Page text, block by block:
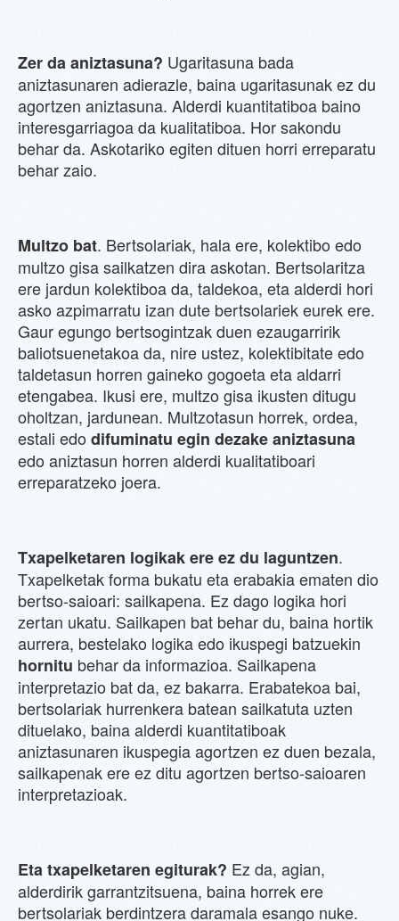
Zer da aniztasuna? Ugaritasuna bada
aniztasunaren adierazle, baina ugaritasunak ez du
agortzen aniztasuna. Alderdi kuantitatiboa baino
interesgarriagoa da kualitatiboa. Hor sakondu
behar da. Askotariko egiten dituen horri erreparatu
behar zaio.
Multzo bat. Bertsolariak, hala ere, kolektibo edo
multzo gisa sailkatzen dira askotan. Bertsolaritza
ere jardun kolektiboa da, taldekoa, eta alderdi hori
asko azpimarratu izan dute bertsolariek eurek ere.
Gaur egungo bertsogintzak duen ezaugarririk
baliotsuenetakoa da, nire ustez, kolektibitate edo
taldetasun horren gaineko gogoeta eta aldarri
etengabea. Ikusi ere, multzo gisa ikusten ditugu
oholtzan, jardunean. Multzotasun horrek, ordea,
estali edodifuminatu egin dezake aniztasuna
edo aniztasun horren alderdi kualitatiboari
erreparatzeko joera.
Txapelketaren logikak ere ez du laguntzen.
Txapelketak forma bukatu eta erabakia ematen dio
bertso-saioari: sailkapena. Ez dago logika hori
zertan ukatu. Sailkapen bat behar du, baina hortik
aurrera, bestelako logika edo ikuspegi batzuekin
hornitu behar da informazioa. Sailkapena
interpretazio bat da, ez bakarra. Erabatekoa bai,
bertsolariak hurrenkera batean sailkatuta uzten
dituelako, baina alderdi kuantitatiboak
aniztasunaren ikuspegia agortzen ez duen bezala,
sailkapenak ere ez ditu agortzen bertso-saioaren
interpretazioak.
Eta txapelketaren egiturak? Ez da, agian,
alderdirik garrantzitsuena, baina horrek ere
bertsolariak berdintzera daramala esango nuke.